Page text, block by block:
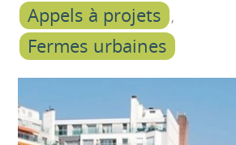
Appels à projets
Fermes urbaines